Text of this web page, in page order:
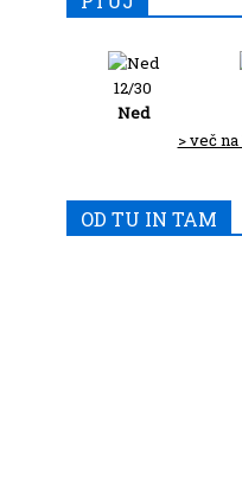
12/30
Ned
> več
OD TU IN TAM